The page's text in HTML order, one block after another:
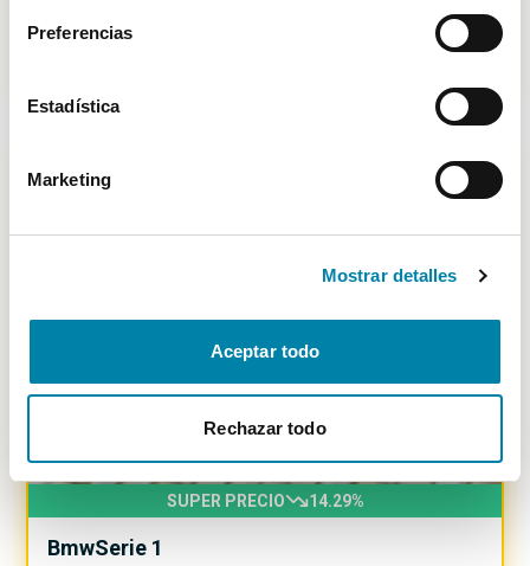
Preferencias
Estadística
Marketing
Mostrar detalles
Aceptar todo
Rechazar todo
Madrid
-1501€
SUPER PRECIO 14.29%
BmwSerie 1